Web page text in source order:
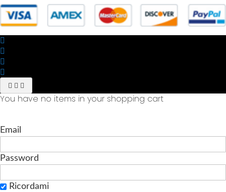
You have no items in your shopping cart
Email
Password
Ricordami